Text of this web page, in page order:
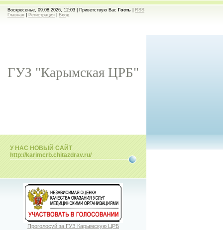
Воскресенье, 09.08.2026, 12:03 | Приветствую Вас Гость
RSS
Главная
Регистрация Вход
ГУЗ "Карымская ЦРБ"
У НАС НОВЫЙ САЙТ
http://karimcrb.chitazdrav.ru/
Проголосуй за ГУЗ Карымскую ЦРБ